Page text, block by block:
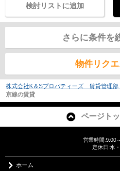
検討リストに追加
さらに条件を
物件リクエ
株式会社K＆Sプロパティーズ 賃貸管理部
京線の賃貸
ページト
営業時間:9:00
定休日:水
ホーム